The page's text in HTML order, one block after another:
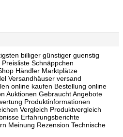
billiger günstiger guenstig
Schnäppchen
Händler Marktplätze
Versandhäuser versand
online kaufen Bestellung online
Auktionen Gebraucht Angebote
Produktinformationen
Vergleich Produktvergleich
Erfahrungsberichte
Meinung Rezension Technische